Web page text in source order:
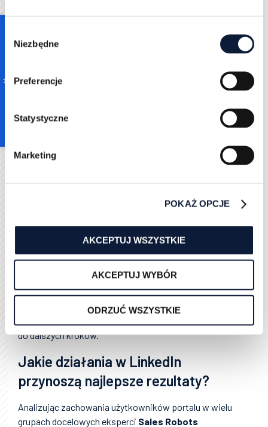
Selection
Niezbędne
Preferencje
Statystyczne
Marketing
POKAŻ OPCJE
AKCEPTUJ WSZYSTKIE
AKCEPTUJ WYBÓR
ODRZUĆ WSZYSTKIE
oraz usługi i udostępnisz informacje względem
O czym musisz pamiętać zanim
wymaganymi informacjami (w tym dane
gospodarczym);
Zadbaj także o liczbę kontaktów pierwszego
stopnia (osoby, których zaproszenie
zaakceptowałeś lub którzy zaakceptowali twoje
zaproszenie) - ich dokładna ilość nie jest
sprecyzowana, ale działanie służy procesowi
uwiarygodniania profilu
do dalszych kroków.
Jakie działania w LinkedIn
przynoszą najlepsze rezultaty?
Analizując zachowania użytkowników portalu w wielu
grupach docelowych eksperci Sales Robots